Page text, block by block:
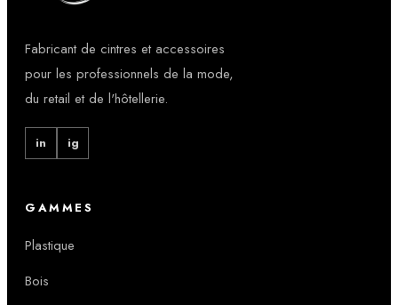
Fabricant de cintres et accessoires
pour les professionnels de la mode,
du retail et de l'hôtellerie.
in ig
GAMMES
Plastique
Bois